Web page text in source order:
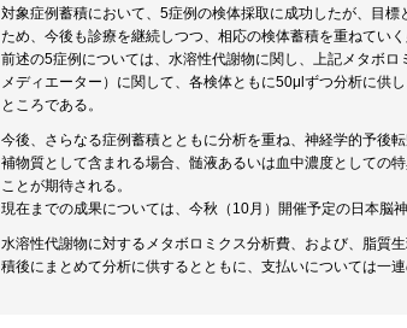
対象症例蓄積において、5症例の検体採取に成功したが、目
ため、今後も診療を継続しつつ、相応の検体蓄積を重ねていく
前述の5症例については、水溶性代謝物に関し、上記メタボ
メディエーター）に関して、各検体ともに50μlずつ分析に供
ところである。
今後、さらなる症例蓄積とともに分析を重ね、神経学的予後
補物質として含まれる場合、髄液あるいは血中濃度としての
ことが期待される。
現在までの成果については、今秋（10月）開催予定の日本脳
水溶性代謝物に対するメタボロミクス分析費、および、脂質
積後にまとめて分析に供するとともに、支払いについては一